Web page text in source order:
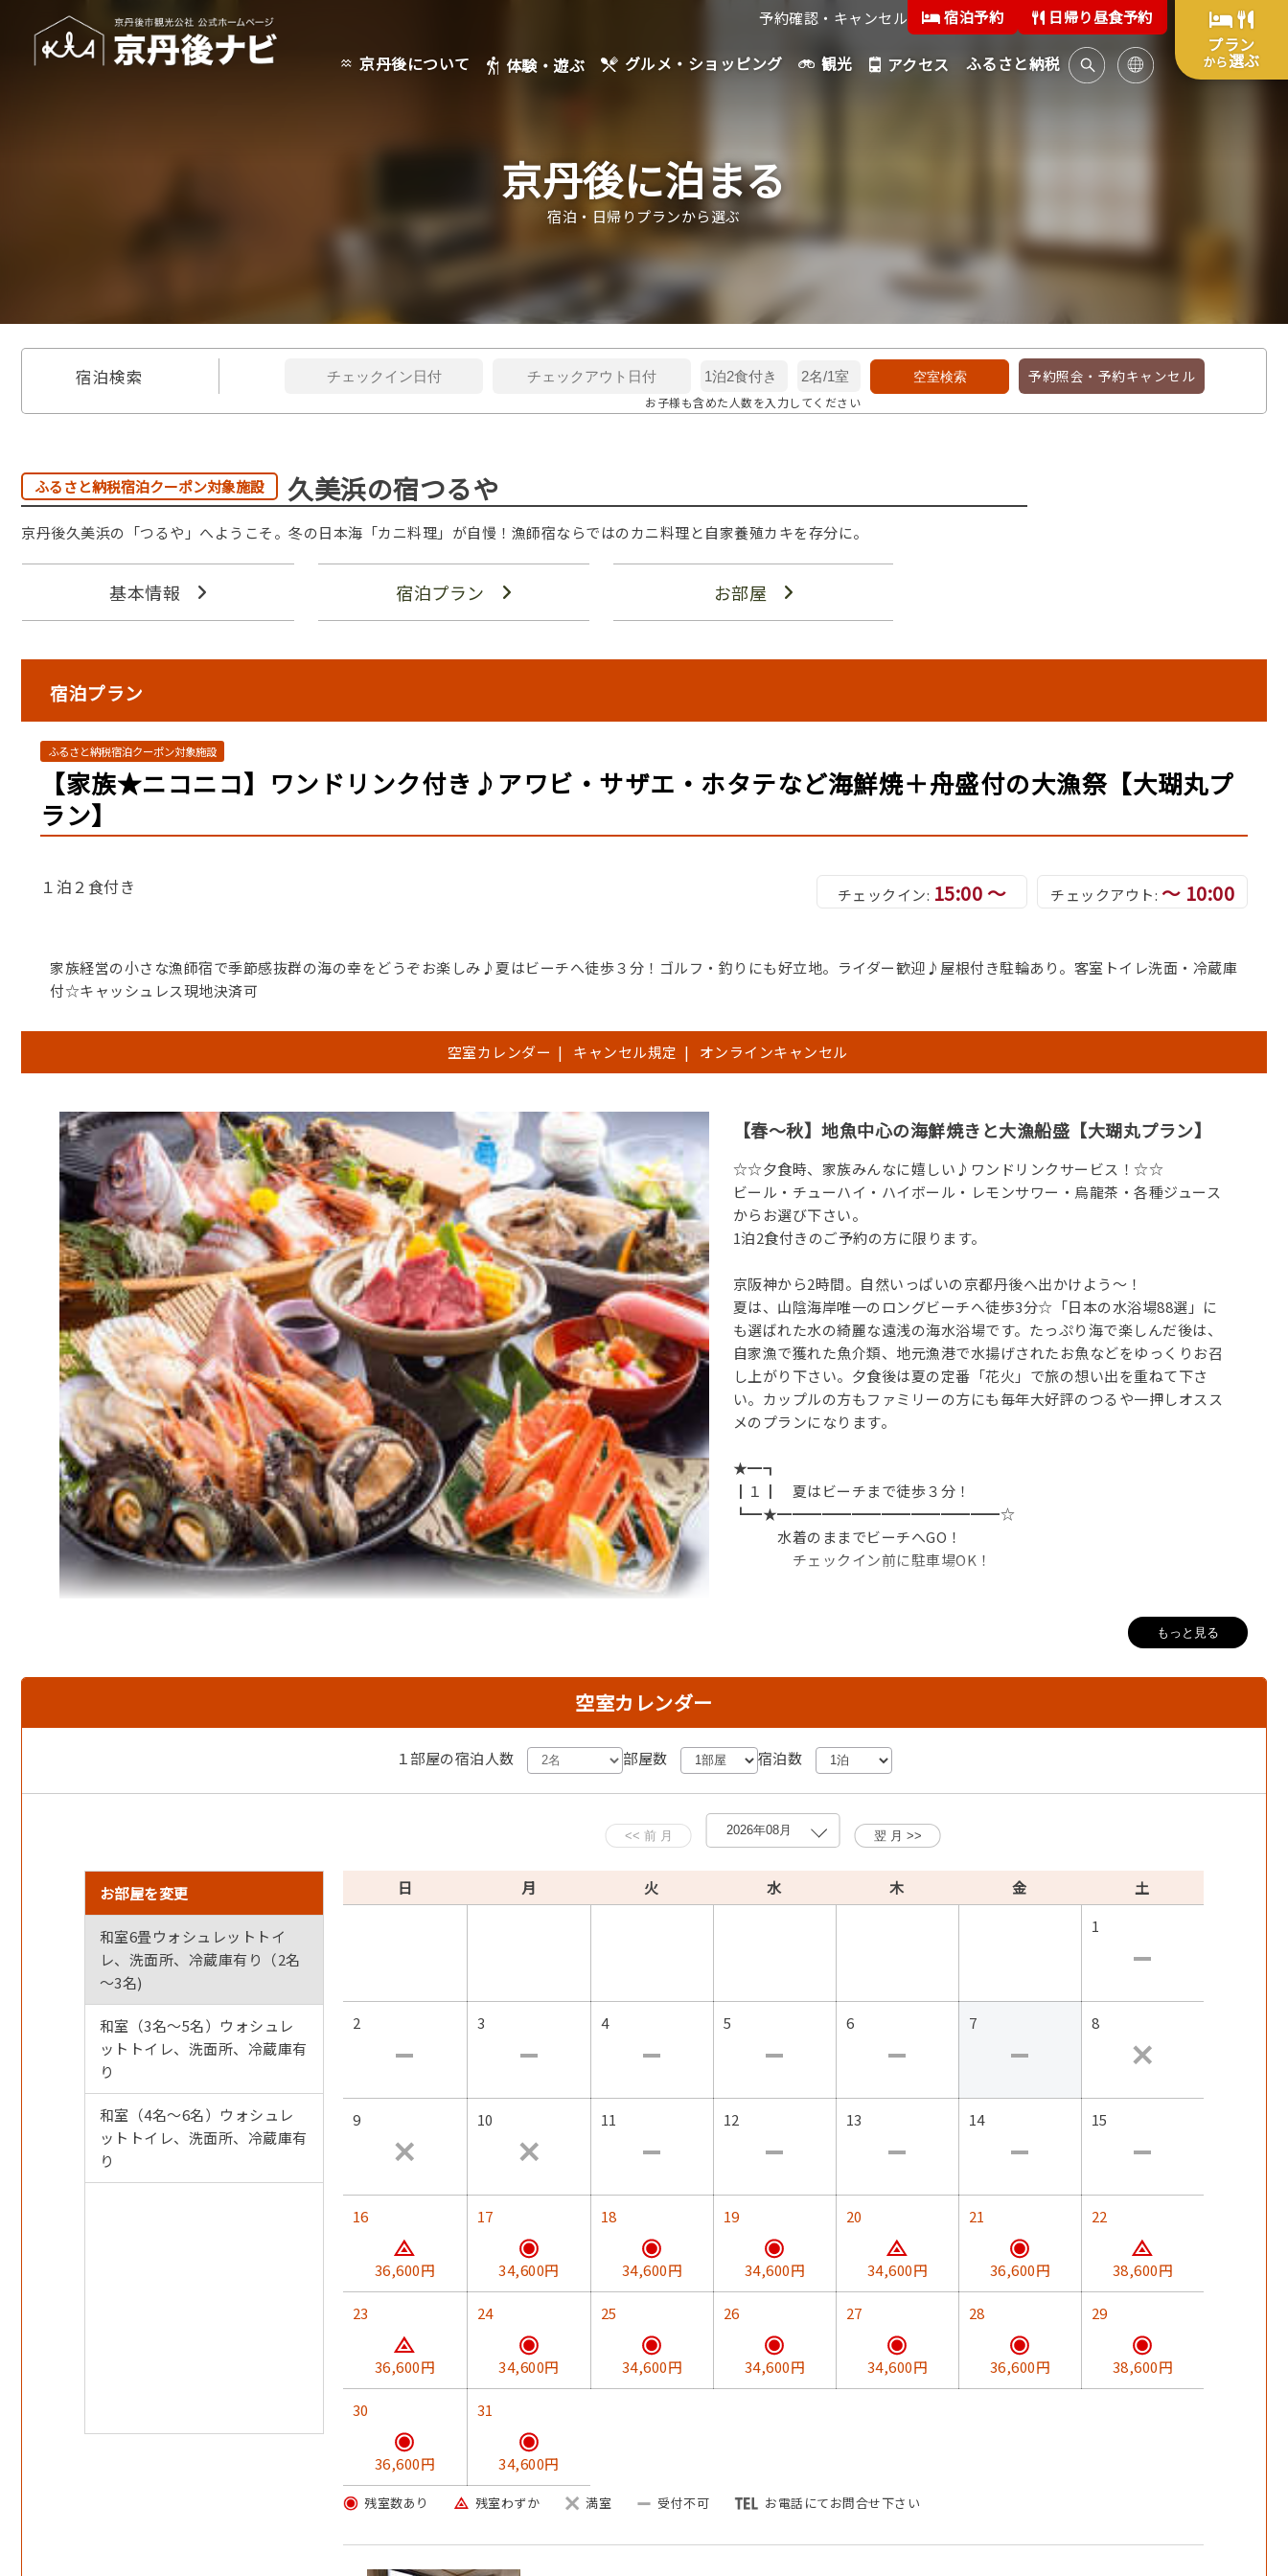
予約確認・キャンセル 宿泊予約 日帰り昼食予約
京丹後について 体験・遊ぶ グルメ・ショッピング 観光 アクセス ふるさと納税
プラン
から選ぶ
京丹後に泊まる
宿泊・日帰りプランから選ぶ
宿泊検索
お子様も含めた人数を入力してください
予約照会・予約キャンセル
ふるさと納税宿泊クーポン対象施設 久美浜の宿つるや
京丹後久美浜の「つるや」へようこそ。冬の日本海「カニ料理」が自慢！漁師宿ならではのカニ料理と自家養殖カキを存分に。
基本情報 宿泊プラン お部屋
宿泊プラン
ふるさと納税宿泊クーポン対象施設
【家族★ニコニコ】ワンドリンク付き♪アワビ・サザエ・ホタテなど海鮮焼＋舟盛付の大漁祭【大瑚丸プ
ラン】
１泊２食付き チェックイン: 15:00 ～ チェックアウト: ～ 10:00
家族経営の小さな漁師宿で季節感抜群の海の幸をどうぞお楽しみ♪夏はビーチへ徒歩３分！ゴルフ・釣りにも好立地。ライダー歓迎♪屋根付き駐輪あり。客室トイレ洗面・冷蔵庫
付☆キャッシュレス現地決済可
空室カレンダー | キャンセル規定 | オンラインキャンセル
【春～秋】地魚中心の海鮮焼きと大漁船盛【大瑚丸プラン】
☆☆夕食時、家族みんなに嬉しい♪ワンドリンクサービス！☆☆
ビール・チューハイ・ハイボール・レモンサワー・烏龍茶・各種ジュース
からお選び下さい。
1泊2食付きのご予約の方に限ります。
京阪神から2時間。自然いっぱいの京都丹後へ出かけよう～！
夏は、山陰海岸唯一のロングビーチへ徒歩3分☆「日本の水浴場88選」に
も選ばれた水の綺麗な遠浅の海水浴場です。たっぷり海で楽しんだ後は、
自家漁で獲れた魚介類、地元漁港で水揚げされたお魚などをゆっくりお召
し上がり下さい。夕食後は夏の定番「花火」で旅の想い出を重ねて下さ
い。カップルの方もファミリーの方にも毎年大好評のつるや一押しオスス
メのプランになります。
★━┓
┃１┃ 夏はビーチまで徒歩３分！
┗━★━━━━━━━━━━━━━━━☆
水着のままでビーチへGO！
チェックイン前に駐車場OK！
◇宿周辺・釣りポイント多数あり
◇ミルク工房そら・車で１０分
※お食事場所への飲食の持ち込みはお断り致します。
地元漁港で水揚げされた新鮮魚や地元産の食材を使用したお料理でお楽しみ下さい。
※仕入れや季節により内容の変更もあります。
◇お料理の一例◇※季節ごとに内容が変わります。
・大漁船盛りど～ん!
・アワビ、イカ、エビ、ホタテ、魚等の海鮮焼き
・和牛陶板焼き
・旬魚の煮つけ又は焼き魚
・蒸し物
・汁物(7～8月は冷やし麺）
・御飯
・お漬物
・デザート
※幼児様の夕食は『お子様ランチ膳』になります。
※食事場所はグループ様毎の個室(和室またはテーブル席有)になります。人数によって変わります。
朝食は、魚貝類を中心に、お味噌汁・お造り・焼き魚・旬の野菜等の和洋食になります。
ご利用時間/午後3時～午後11時/午前6時～午前9時
・シャンプー
もっと見る
空室カレンダー
１部屋の宿泊人数 部屋数 宿泊数
お部屋を変更
和室6畳ウォシュレットトイ
レ、洗面所、冷蔵庫有り（2名
～3名)
和室（3名～5名）ウォシュレ
ットトイレ、洗面所、冷蔵庫有
り
和室（4名～6名）ウォシュレ
ットトイレ、洗面所、冷蔵庫有
り
日 月 火 水 木 金
土
1
2 3 4 5 6 7 8
9 10 11 12 13 14 15
16
36,600円
17
34,600円
18
34,600円
19
34,600円
20
34,600円
21
36,600円
22
38,600円
23
36,600円
24
34,600円
25
34,600円
26
34,600円
27
34,600円
28
36,600円
29
38,600円
30
36,600円
31
34,600円
残室数あり 残室わずか 満室 受付不可 お電話にてお問合せ下さい